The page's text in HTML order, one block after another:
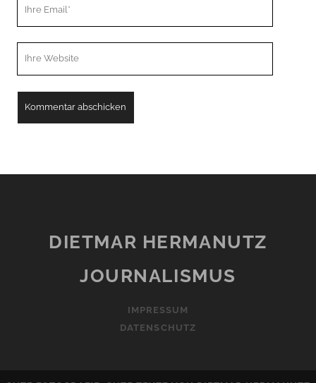
DIETMAR HERMANUTZ
JOURNALISMUS
IMPRESSUM
DATENSCHUTZ